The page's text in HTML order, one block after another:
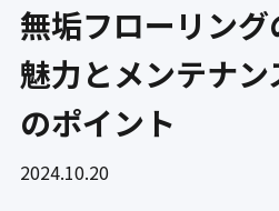
無垢フローリング
魅力とメンテナン
のポイント
2024.10.20